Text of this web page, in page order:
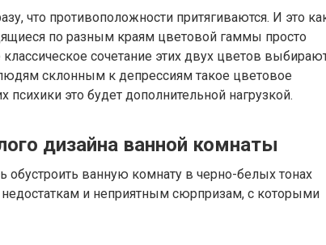
что противоположности притягиваются. И это
по разным краям цветовой гаммы просто
сочетание этих двух цветов
склонным к депрессиям такое цветовое
это будет дополнительной нагрузкой.
дизайна ванной комнаты
ванную комнату в черно-белых тонах
и неприятным сюрпризам, с которыми